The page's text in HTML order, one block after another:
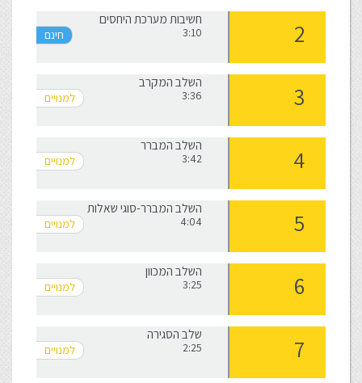
חשיבות מערכת היחסים
3:10
השלב המקרב
3:36
השלב המברר
3:42
השלב המברר-סוגי שאלות
4:04
השלב המכוון
3:25
שלב הסגירה
2:25